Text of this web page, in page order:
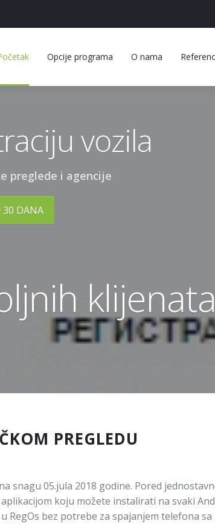
Opcije programa O nama
vozila
preglede i agencije
30 DANA
klijenata
PREGLEDU
snagu 05.jula 2018 godine. Pored
koju možete instalirati na svaki
RegOs bez potrebe za spajanjem telefona